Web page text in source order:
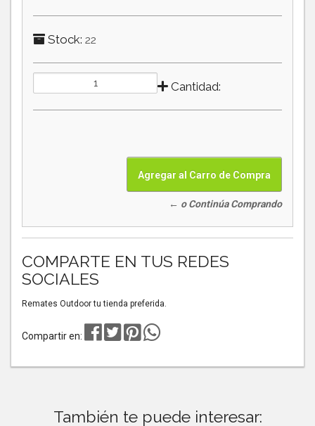
Stock: 22
Cantidad:
← o Continúa Comprando
COMPARTE EN TUS REDES
SOCIALES
Remates Outdoor tu tienda preferida.
Compartir en:
También te puede interesar: